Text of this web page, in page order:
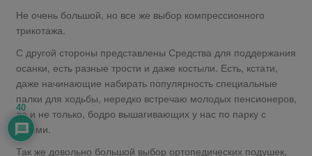
Не очень большой, но все же выбор компрессионного
трикотажа.
С другой стороны представлены Средства для поддержания
осанки, есть разные трости и даже костыли. Есть, кстати,
даже начинающие набирать популярность специальные
палки для ходьбы, нередко встречаю молодых пенсионеров,
да и не только, бодро вышагивающих у нас по парку с
такими.
Так же довольно большой выбор ортопедических подушек,
40